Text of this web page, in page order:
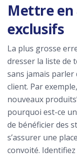
Mettre en
exclusifs
La plus grosse
dresser la liste de
sans jamais parler
client. Par
nouveaux
pourquoi est-ce
de bénéficier des
s’assurer une
convoité.